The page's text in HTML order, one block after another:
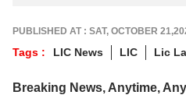
PUBLISHED AT : SAT, OCTOBER
Tags : LIC News LIC Lic
Breaking News, Anytime,